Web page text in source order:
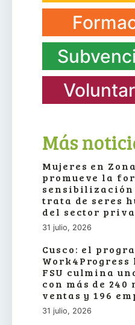
Más
Mujeres en
promueve la
sensibilización
trata de seres
del sector
31 julio, 2026
Cusco: el
FSU culmina
con más de 240
ventas y 196
31 julio, 2026